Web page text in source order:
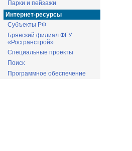
Парки и пейзажи
Интернет-ресурсы
Субъекты РФ
Брянский филиал ФГУ
«Росгранстрой»
Специальные проекты
Поиск
Программное обеспечение